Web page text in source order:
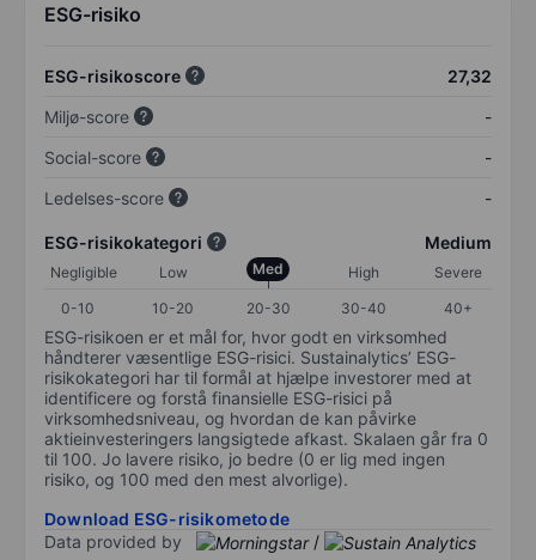
ESG-risiko
ESG-risikoscore
27,32
Miljø-score
-
Social-score
-
Ledelses-score
-
ESG-risikokategori Medium
Negligible Low Med High
Severe
0-10
10-20 20-30 30-40 40+
ESG-risikoen er et mål for, hvor godt en virksomhed
håndterer væsentlige ESG-risici. Sustainalytics’ ESG-
risikokategori har til formål at hjælpe investorer med at
identificere og forstå finansielle ESG-risici på
virksomhedsniveau, og hvordan de kan påvirke
aktieinvesteringers langsigtede afkast. Skalaen går fra 0
til 100. Jo lavere risiko, jo bedre (0 er lig med ingen
risiko, og 100 med den mest alvorlige).
Download ESG-risikometode
Data provided by
/